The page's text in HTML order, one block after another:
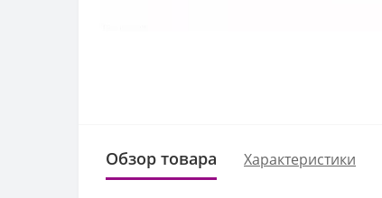
Обзор товара Характеристики